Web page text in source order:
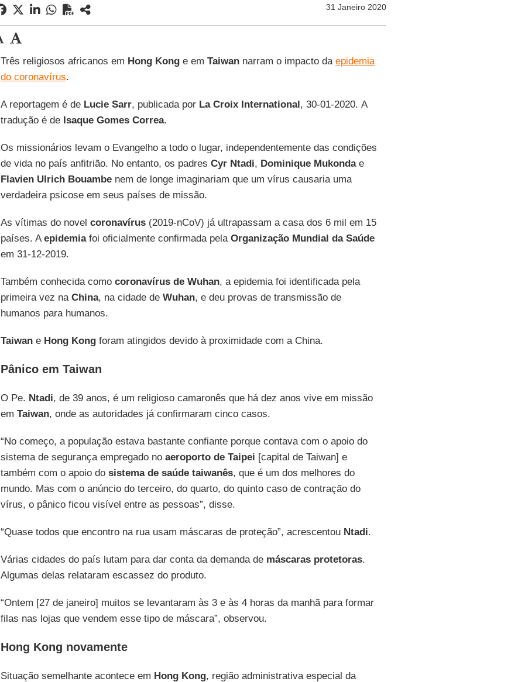
31 Janeiro 2020
Três religiosos africanos em Hong Konge em Taiwannarram o impacto da epidemia
do coronavírus.
A reportagem é de Lucie Sarr, publicada por La Croix International, 30-01-2020. A
tradução é deIsaque Gomes Correa.
Os missionários levam o Evangelho a todo o lugar, independentemente das condições
de vida no país anfitrião. No entanto, os padres Cyr Ntadi, Dominique Mukondae
Flavien Ulrich Bouambenem de longe imaginariam que um vírus causaria uma
verdadeira psicose em seus países de missão.
As vítimas do novel coronavírus(2019-nCoV) já ultrapassam a casa dos 6 mil em 15
países. Aepidemiafoi oficialmente confirmada pela Organização Mundial da Saúde
em 31-12-2019.
Também conhecida como coronavírus de Wuhan, a epidemia foi identificada pela
primeira vez na China, na cidade de Wuhan, e deu provas de transmissão de
humanos para humanos.
Taiwane Hong Kongforam atingidos devido à proximidade com a China.
Pânico em Taiwan
O Pe. Ntadi, de 39 anos, é um religioso camaronês que há dez anos vive em missão
em Taiwan, onde as autoridades já confirmaram cinco casos.
“No começo, a população estava bastante confiante porque contava com o apoio do
sistema de segurança empregado no aeroporto de Taipei [capital de Taiwan] e
também com o apoio do sistema de saúde taiwanês, que é um dos melhores do
mundo. Mas com o anúncio do terceiro, do quarto, do quinto caso de contração do
vírus, o pânico ficou visível entre as pessoas”, disse.
“Quase todos que encontro na rua usam máscaras de proteção”, acrescentou Ntadi.
Várias cidades do país lutam para dar conta da demanda de máscaras protetoras.
Algumas delas relataram escassez do produto.
“Ontem [27 de janeiro] muitos se levantaram às 3 e às 4 horas da manhã para formar
filas nas lojas que vendem esse tipo de máscara”, observou.
Hong Kong novamente
Situação semelhante acontece em Hong Kong, região administrativa especial da